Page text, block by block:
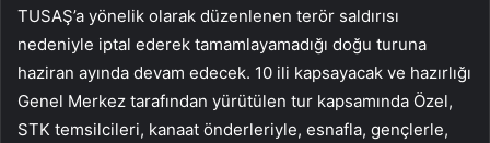
TUSAŞ’a yönelik olarak düzenlenen terör saldırısı
nedeniyle iptal ederek tamamlayamadığı doğu turuna
haziran ayında devam edecek. 10 ili kapsayacak ve hazırlığı
Genel Merkez tarafından yürütülen tur kapsamında Özel,
STK temsilcileri, kanaat önderleriyle, esnafla, gençlerle,